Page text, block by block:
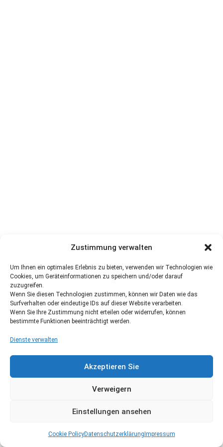
Zustimmung verwalten
Um Ihnen ein optimales Erlebnis zu bieten, verwenden wir Technologien wie
Cookies, um Geräteinformationen zu speichern und/oder darauf
zuzugreifen.
Wenn Sie diesen Technologien zustimmen, können wir Daten wie das
Surfverhalten oder eindeutige IDs auf dieser Website verarbeiten.
Wenn Sie Ihre Zustimmung nicht erteilen oder widerrufen, können
bestimmte Funktionen beeinträchtigt werden.
Dienste verwalten
Akzeptieren Sie
Verweigern
Einstellungen ansehen
Cookie PolicyDatenschutzerklärung Impressum